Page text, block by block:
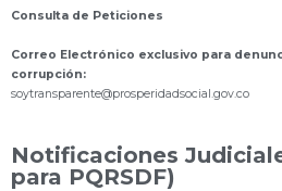
Consulta de Peticiones
Correo Electrónico exclusivo para
corrupción:
soytransparente@prosperidadsocial.gov.co
Notificaciones
para PQRSDF)